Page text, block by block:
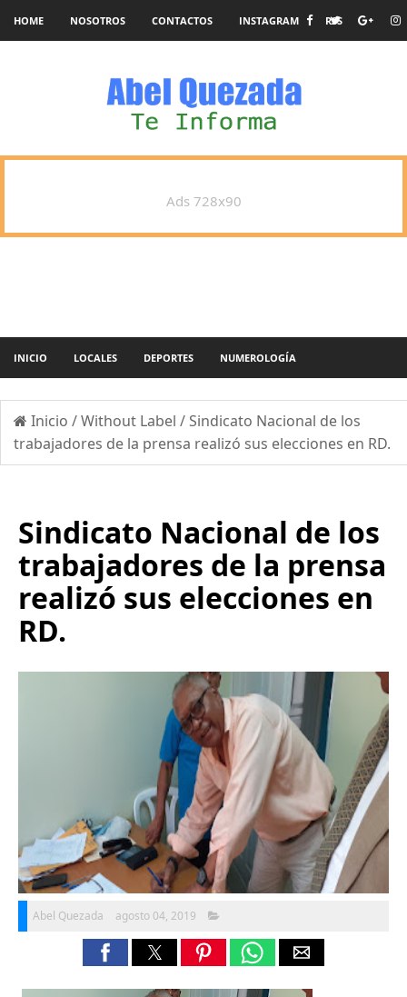
HOME NOSOTROS CONTACTOS INSTAGRAM RSS
Ads 728x90
INICIO LOCALES DEPORTES NUMEROLOGÍA
Inicio /Without Label /Sindicato Nacional de los
trabajadores de la prensa realizó sus elecciones en RD.
Sindicato Nacional de los
trabajadores de la prensa
realizó sus elecciones en
RD.
Abel Quezada agosto 04, 2019